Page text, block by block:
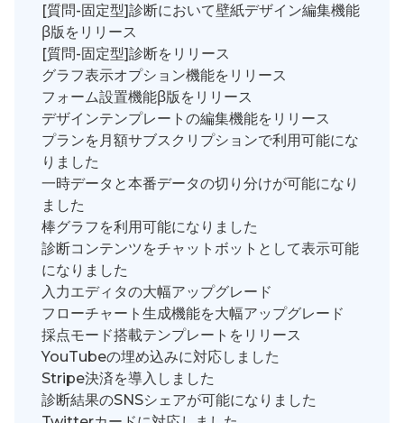
[質問-固定型]診断において壁紙デザイン編集機能
β版をリリース
[質問-固定型]診断をリリース
グラフ表示オプション機能をリリース
フォーム設置機能β版をリリース
デザインテンプレートの編集機能をリリース
プランを月額サブスクリプションで利用可能にな
りました
一時データと本番データの切り分けが可能になり
ました
棒グラフを利用可能になりました
診断コンテンツをチャットボットとして表示可能
になりました
入力エディタの大幅アップグレード
フローチャート生成機能を大幅アップグレード
採点モード搭載テンプレートをリリース
YouTubeの埋め込みに対応しました
Stripe決済を導入しました
診断結果のSNSシェアが可能になりました